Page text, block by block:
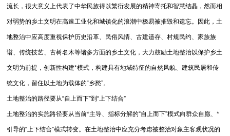
流长，很大意义上代表了中华民族得以繁衍发展的精神寄托和智慧结晶，然而相
对弱势的乡土文明在高速工业化和城镇化的浪潮中极易被摧毁和遗忘。因此，土
地整治中应高度重视保护历史沿革、民俗风情、古建遗存、村规民约、家族族
谱、传统技艺、古树名木等诸多方面的乡土文化，大力鼓励土地整治以保护乡土
文明为前提，创新性构建*模式，构建具有地域特征的自然风貌、建筑民居和传
统文化，留住以土地为载体的“乡愁”。
土地整治的路径要从“自上而下”到“上下结合”
土地整治的实施路径要从当前*主导、指标分解的“自上而下”模式向群众自愿、*
引导的“上下结合”模式转变。在土地整治中应充分考虑被整治对象主客观状况的